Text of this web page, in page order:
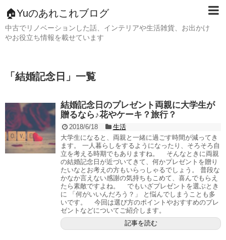
🏠Yuのあれこれブログ
中古でリノベーションした話、インテリアや生活雑貨、お出かけ
やお役立ち情報を載せています
「 結婚記念日 」 一覧
結婚記念日のプレゼント両親に大学生が
贈るなら♪花やケーキ？旅行？
2018/6/18
生活
大学生になると、両親と一緒に過ごす時間が減ってき
ます。 一人暮らしをするようになったり、そろそろ自
立を考える時期でもありますね。 そんなときに両親
の結婚記念日が近づいてきて、何かプレゼントを贈り
たいなとお考えの方もいらっしゃるでしょう。 普段な
かなか言えない感謝の気持ちもこめて、喜んでもらえ
たら素敵ですよね。 でもいざプレゼントを選ぶとき
に 「何がいいんだろう？」 と悩んでしまうことも多
いです。 今回は選び方のポイントやおすすめのプレ
ゼントなどについてご紹介します。
記事を読む